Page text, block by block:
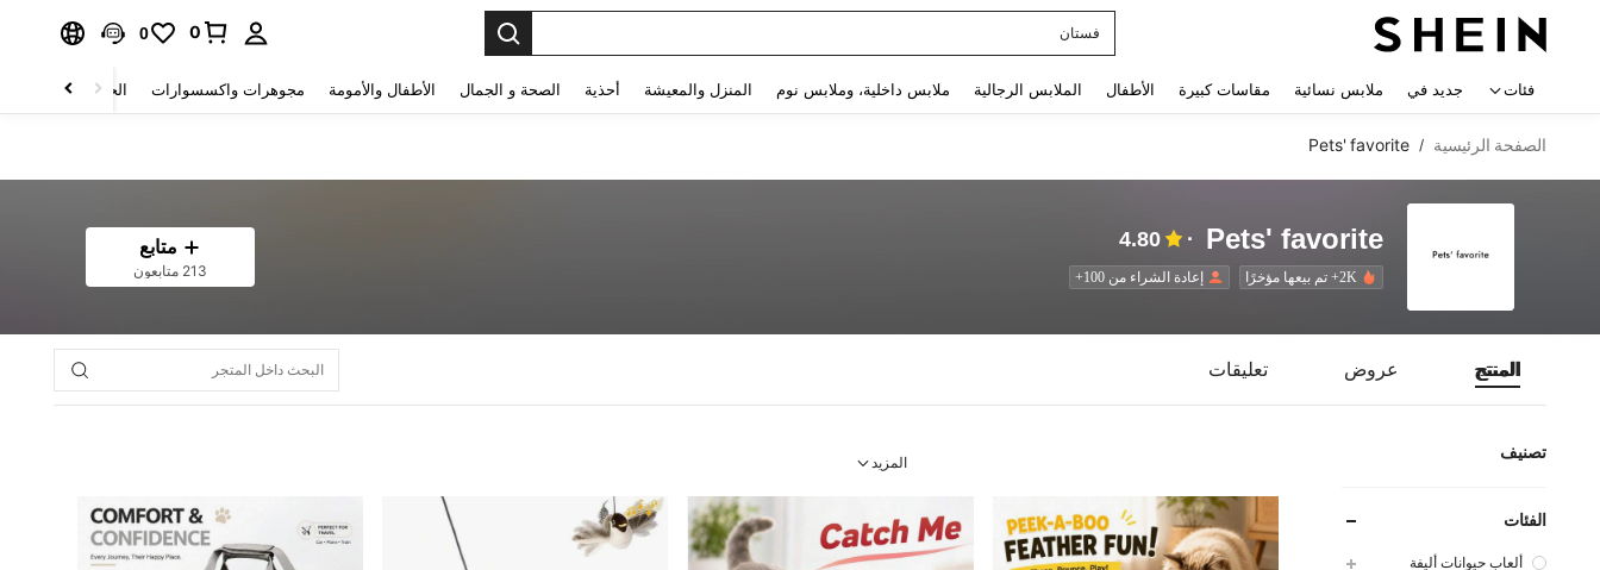
Squishy
0
0
فئات جديد في ملابس نسائية مقاسات كبيرة الأطفال الملابس الرجالية ملابس داخلية، وملابس نوم المنزل والمعيشة أحذية الصحة و الجمال الأطفال والأمومة مجوهرات واكسسوارات الحقائب والأمتعة
الصفحة الرئيسية /
Pets' favorite
Pets' favorite
4.80
2K+ تم بيعها مؤخرًا إعادة الشراء من 100+
متابع
213 متابعون
المنتج عروض تعليقات
تصنيف
الفئات
ألعاب حيوانات أليفة
المزيد